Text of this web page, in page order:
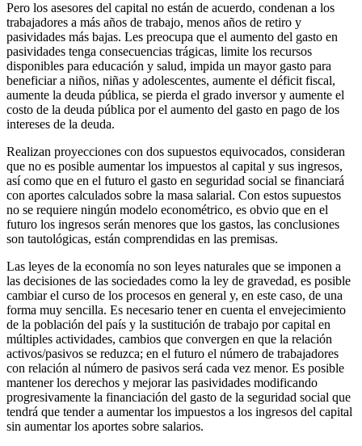
Pero los asesores del capital no están de acuerdo, condenan a los
trabajadores a más años de trabajo, menos años de retiro y
pasividades más bajas. Les preocupa que el aumento del gasto en
pasividades tenga consecuencias trágicas, limite los recursos
disponibles para educación y salud, impida un mayor gasto para
beneficiar a niños, niñas y adolescentes, aumente el déficit fiscal,
aumente la deuda pública, se pierda el grado inversor y aumente el
costo de la deuda pública por el aumento del gasto en pago de los
intereses de la deuda.
Realizan proyecciones con dos supuestos equivocados, consideran
que no es posible aumentar los impuestos al capital y sus ingresos,
así como que en el futuro el gasto en seguridad social se financiará
con aportes calculados sobre la masa salarial. Con estos supuestos
no se requiere ningún modelo econométrico, es obvio que en el
futuro los ingresos serán menores que los gastos, las conclusiones
son tautológicas, están comprendidas en las premisas.
Las leyes de la economía no son leyes naturales que se imponen a
las decisiones de las sociedades como la ley de gravedad, es posible
cambiar el curso de los procesos en general y, en este caso, de una
forma muy sencilla. Es necesario tener en cuenta el envejecimiento
de la población del país y la sustitución de trabajo por capital en
múltiples actividades, cambios que convergen en que la relación
activos/pasivos se reduzca; en el futuro el número de trabajadores
con relación al número de pasivos será cada vez menor. Es posible
mantener los derechos y mejorar las pasividades modificando
progresivamente la financiación del gasto de la seguridad social que
tendrá que tender a aumentar los impuestos a los ingresos del capital
sin aumentar los aportes sobre salarios.